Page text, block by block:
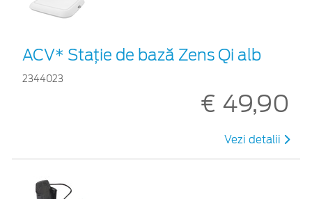
ACV* Stație de bază Zens Qi alb
2344023
€ 49,90
Vezi detalii